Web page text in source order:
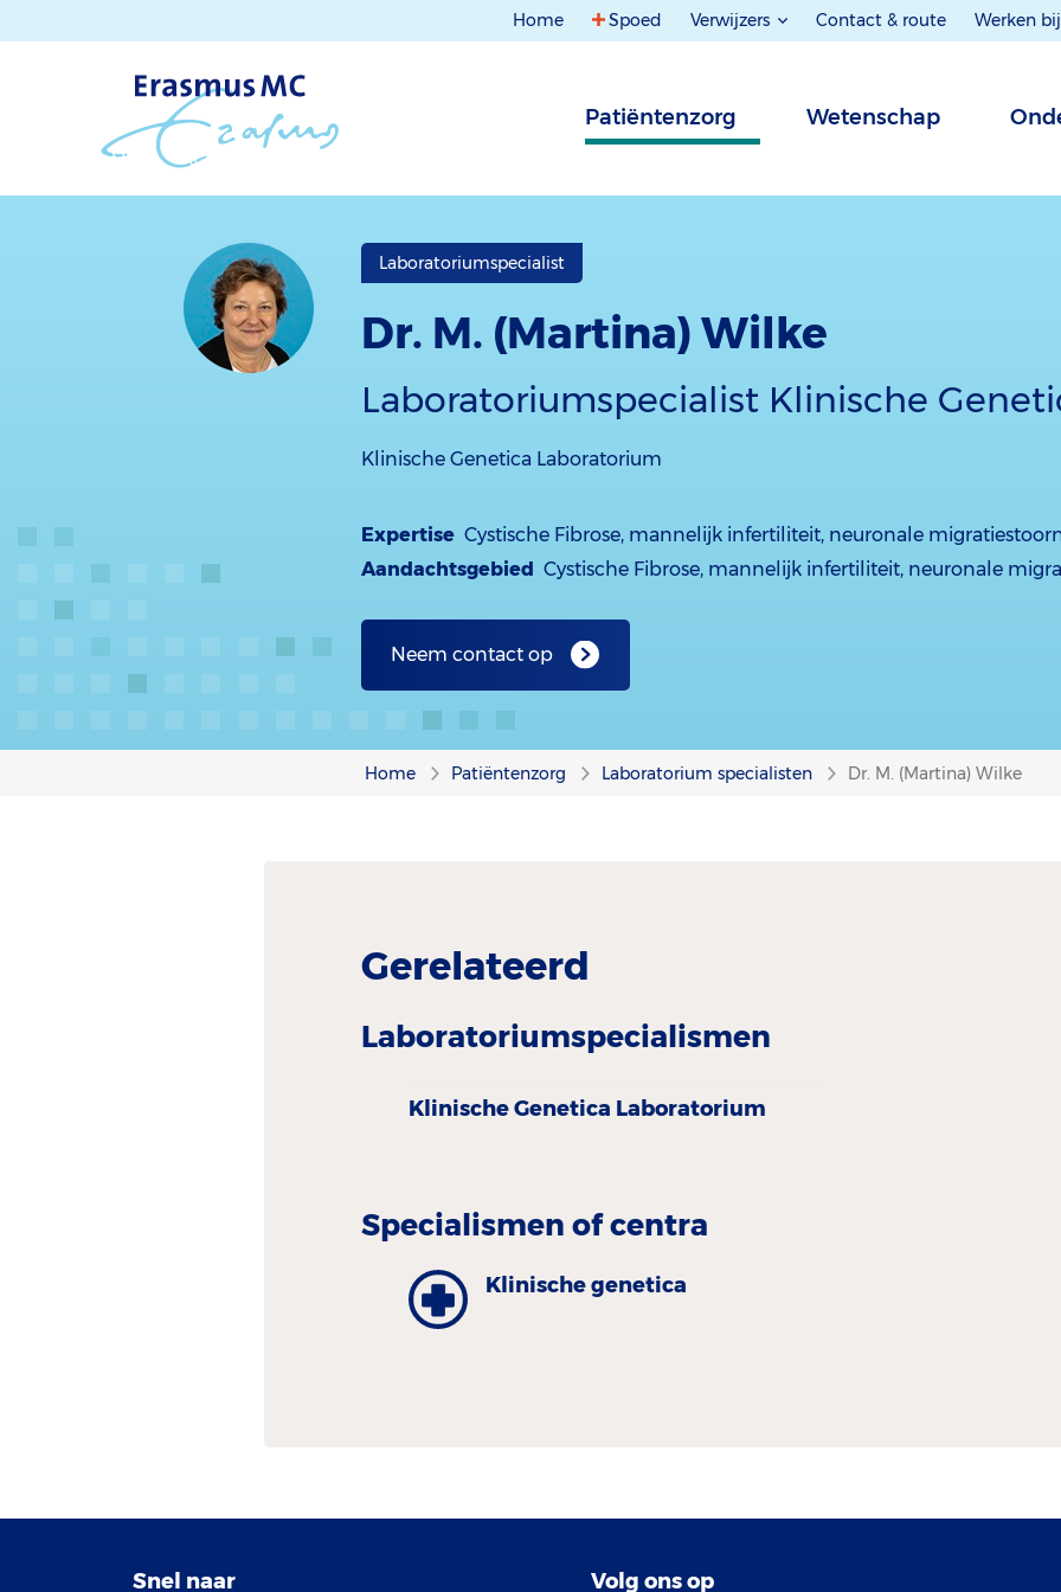
Home Spoed Verwijzers Contact & route Werken bij
Patiëntenzorg Wetenschap
Laboratoriumspecialist
Dr. M. (Martina) Wilke
Laboratoriumspecialist Klinische
Klinische Genetica Laboratorium
Expertise Cystische Fibrose, mannelijk infertiliteit, neuronale
Aandachtsgebied Cystische Fibrose, mannelijk infertiliteit, neuronale
Neem contact op
Home Patiëntenzorg Laboratorium specialisten Dr. M. (Martina) Wilke
Gerelateerd
Laboratoriumspecialismen
Klinische Genetica Laboratorium
Specialismen of centra
Klinische genetica
Snel naar Volg ons op